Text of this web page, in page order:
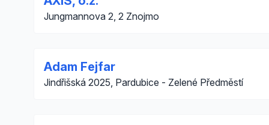
Jungmannova 2, 2 Znojmo
Adam Fejfar
Jindřišská 2025, Pardubice - Zelené Předměstí